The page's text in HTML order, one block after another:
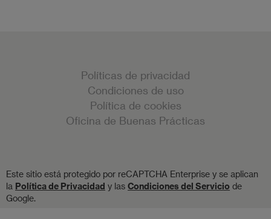
Políticas de privacidad
Condiciones de uso
Política de cookies
Oficina de Buenas Prácticas
Este sitio está protegido por reCAPTCHA Enterprise y se aplican
la Política de Privacidad y las Condiciones del Servicio de
Google.